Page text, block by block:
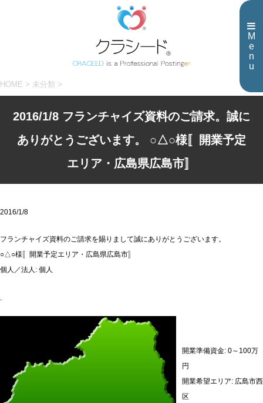
M
e
n
u
HOME > 未分類 >
2016/1/8 フランチャイズ資料のご請求。誠に
ありがとうございます。 ○△○様〚開業予定
エリア・広島県広島市〛
2016/1/8
フランチャイズ資料のご請求を賜りまして誠にありがとうございます。
○△○様〚開業予定エリア・広島県広島市〛
個人／法人: 個人
開業準備資金: 0～100万
円
開業希望エリア: 広島市西
区